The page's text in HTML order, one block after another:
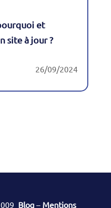
et
site à jour ?
26/09/2024
Blog– Mentions